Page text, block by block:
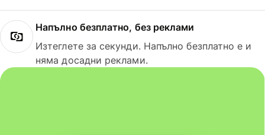
Напълно безплатно, без реклами
Изтеглете за секунди. Напълно безплатно е и
няма досадни реклами.